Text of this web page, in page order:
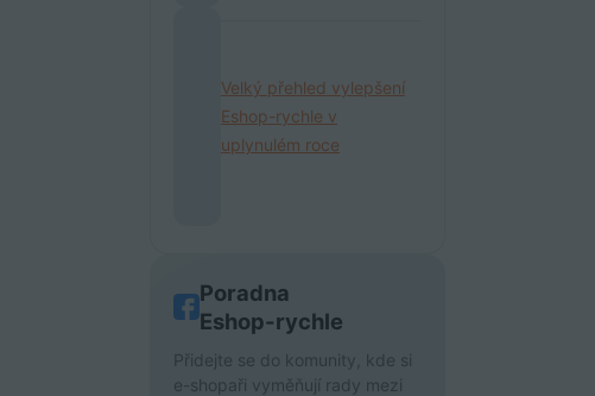
Velký přehled vylepšení
Eshop-rychle v
uplynulém roce
Poradna
Eshop-rychle
Přidejte se do komunity, kde si
e-shopaři vyměňují rady mezi